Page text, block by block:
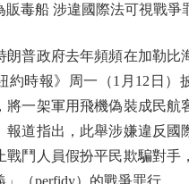
毒船 涉違國際法可視戰爭
普政府去年頻頻在加勒比
約時報》周一（1月12日）
將一架軍用飛機偽裝成民航
報道指出，此舉涉嫌違反國
戰鬥人員假扮平民欺騙對手
（perfidy）的戰爭罪行。